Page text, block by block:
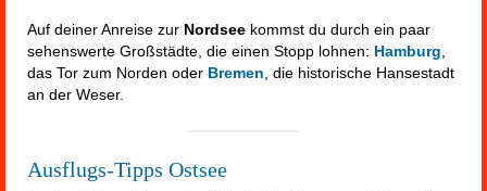
Auf deiner Anreise zur Nordsee kommst du durch ein paar
sehenswerte Großstädte, die einen Stopp lohnen: Hamburg
das Tor zum Norden oder Bremen , die historische Hansestadt
an der Weser.
Ausflugs-Tipps Ostsee